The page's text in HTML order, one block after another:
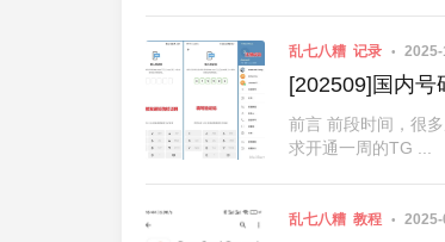
乱七八糟 记录
[202509]国内
前言 前段时间，很
求开通一周的TG ...
乱七八糟 教程